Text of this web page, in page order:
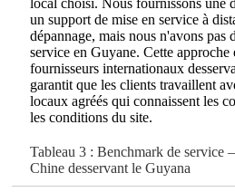
local choisi. Nous fournissons une
un support de mise en service à
dépannage, mais nous n'avons pas
service en Guyane. Cette approche
fournisseurs internationaux
garantit que les clients travaillent
locaux agréés qui connaissent les
les conditions du site.
Tableau 3 : Benchmark de service
Chine desservant le Guyana